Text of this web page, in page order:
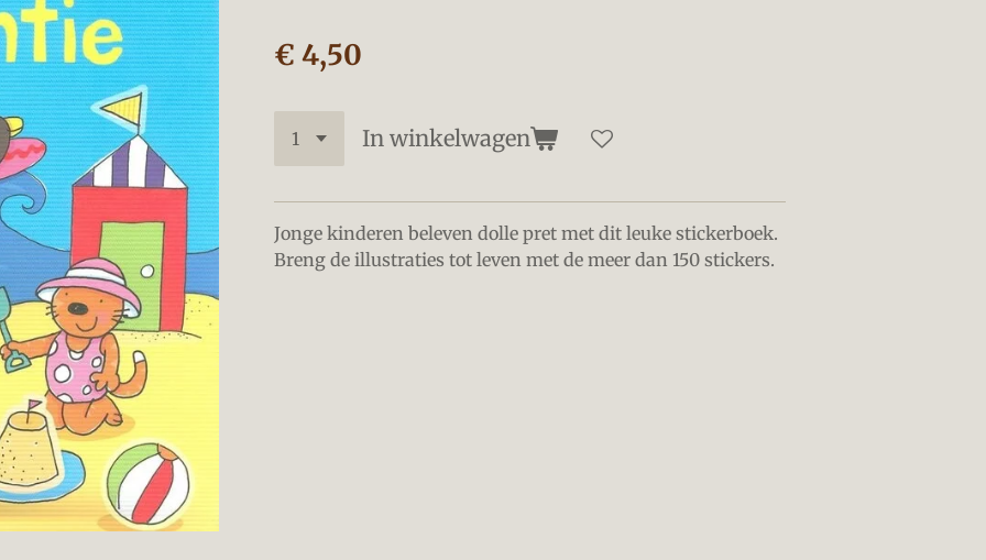
€ 4,50
In winkelwagen
Jonge kinderen beleven dolle pret met dit leuke stickerboek.
Breng de illustraties tot leven met de meer dan 150 stickers.